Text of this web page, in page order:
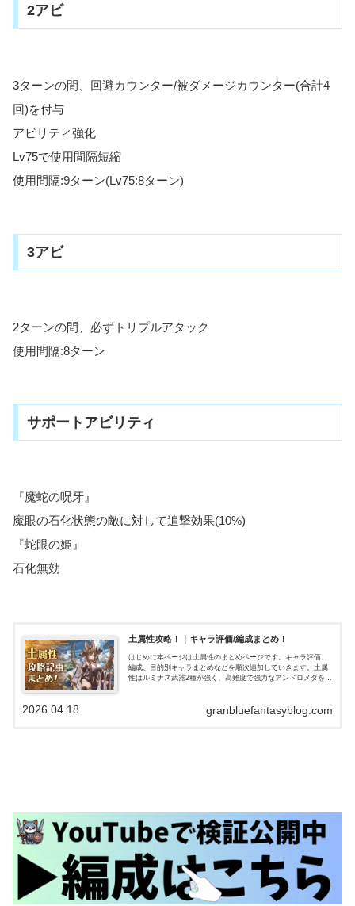
2アビ
3ターンの間、回避カウンター/被ダメージカウンター(合計4
回)を付与
アビリティ強化
Lv75で使用間隔短縮
使用間隔:9ターン(Lv75:8ターン)
3アビ
2ターンの間、必ずトリプルアタック
使用間隔:8ターン
サポートアビリティ
『魔蛇の呪牙』
魔眼の石化状態の敵に対して追撃効果(10%)
『蛇眼の姫』
石化無効
土属性攻略！｜キャラ評価/編成まとめ！
はじめに本ページは土属性のまとめページです。キャラ評価、
編成、目的別キャラまとめなどを順次追加していきます。土属
性はルミナス武器2種が強く、高難度で強力なアンドロメダを主
granbluefantasyblog.com
2026.04.18